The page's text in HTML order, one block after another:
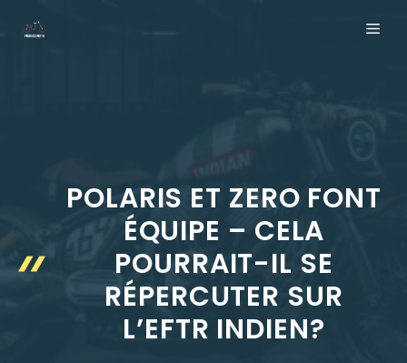
POLARIS ET ZERO FONT
ÉQUIPE – CELA
POURRAIT-IL SE
RÉPERCUTER SUR
L’EFTR INDIEN?